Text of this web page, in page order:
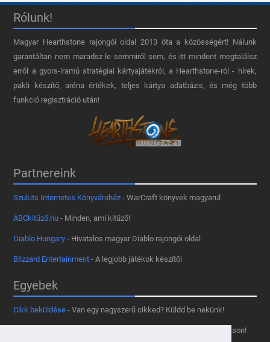
Rólunk!
Magyar Hearthstone​ rajongói oldal 2013 óta a közösségért! Nálunk
garantáltan nem maradsz le semmiről sem, és itt mindent megtalálsz
erről a gyors-iramú stratégiai kártyajátékról, a Hearthstone-ról - hírek,
pakli készítő, aréna értékek, teljes kártya adatbázis, és még több
funkció regisztráció után!
Partnereink
Szukits Internetes Könyváruház - WarCraft könyvek magyarul
ABCkitűző.hu - Minden, ami kitűző!
Diablo Hungary - Hivatalos magyar Diablo rajongói oldal
Blizzard Entertainment - A legjobb játékok készítői
Egyebek
Cikk beküldése - Van egy nagyszerű cikked? Küldd be nekünk!
- Tetszik az oldal? Segíts, hogy fennmaradhasson!